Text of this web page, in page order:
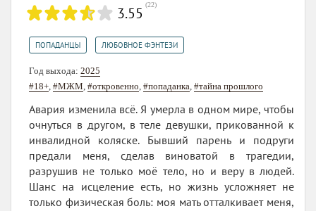
3.55 (22)
ПОПАДАНЦЫ ЛЮБОВНОЕ ФЭНТЕЗИ
Год выхода: 2025
#18+, #МЖМ, #откровенно, #попаданка, #тайна прошлого
Авария изменила всё. Я умерла в одном мире, чтобы
очнуться в другом, в теле девушки, прикованной к
инвалидной коляске. Бывший парень и подруги
предали меня, сделав виноватой в трагедии,
разрушив не только моё тело, но и веру в людей.
Шанс на исцеление есть, но жизнь усложняет не
только физическая боль: моя мать отталкивает меня,